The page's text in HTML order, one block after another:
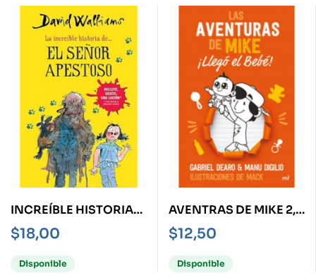
INCREÍBLE HISTORIA
DE… EL SEÑOR
APESTOSO
$18,00
Disponible
AVENTRAS DE MIKE 2,
LAS -LLEGÓ EL BEBÉ-
$12,50
Disponible